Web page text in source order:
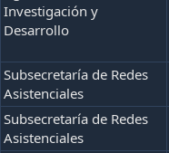
Investigación y
Desarrollo
Subsecretaría de Redes
Asistenciales
Subsecretaría de Redes
Asistenciales